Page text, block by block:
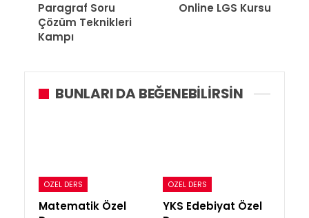
Paragraf Soru
Çözüm Teknikleri
Kampı
Online LGS Kursu
BUNLARI DA BEĞENEBILIRSIN
ÖZEL DERS
Matematik Özel
ÖZEL DERS
YKS Edebiyat Özel